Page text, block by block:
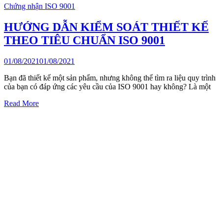
Chứng nhận ISO 9001
HƯỚNG DẪN KIỂM SOÁT THIẾT KẾ
THEO TIÊU CHUẨN ISO 9001
01/08/202101/08/2021
Bạn đã thiết kế một sản phẩm, nhưng không thể tìm ra liệu quy trình
của bạn có đáp ứng các yêu cầu của ISO 9001 hay không? Là một
Read More